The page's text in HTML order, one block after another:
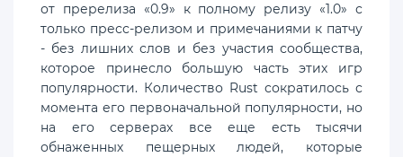
от пререлиза «0.9» к полному релизу «1.0» с
только пресс-релизом и примечаниями к патчу
- без лишних слов и без участия сообщества,
которое принесло большую часть этих игр
популярности. Количество Rust сократилось с
момента его первоначальной популярности, но
на его серверах все еще есть тысячи
обнаженных пещерных людей, которые